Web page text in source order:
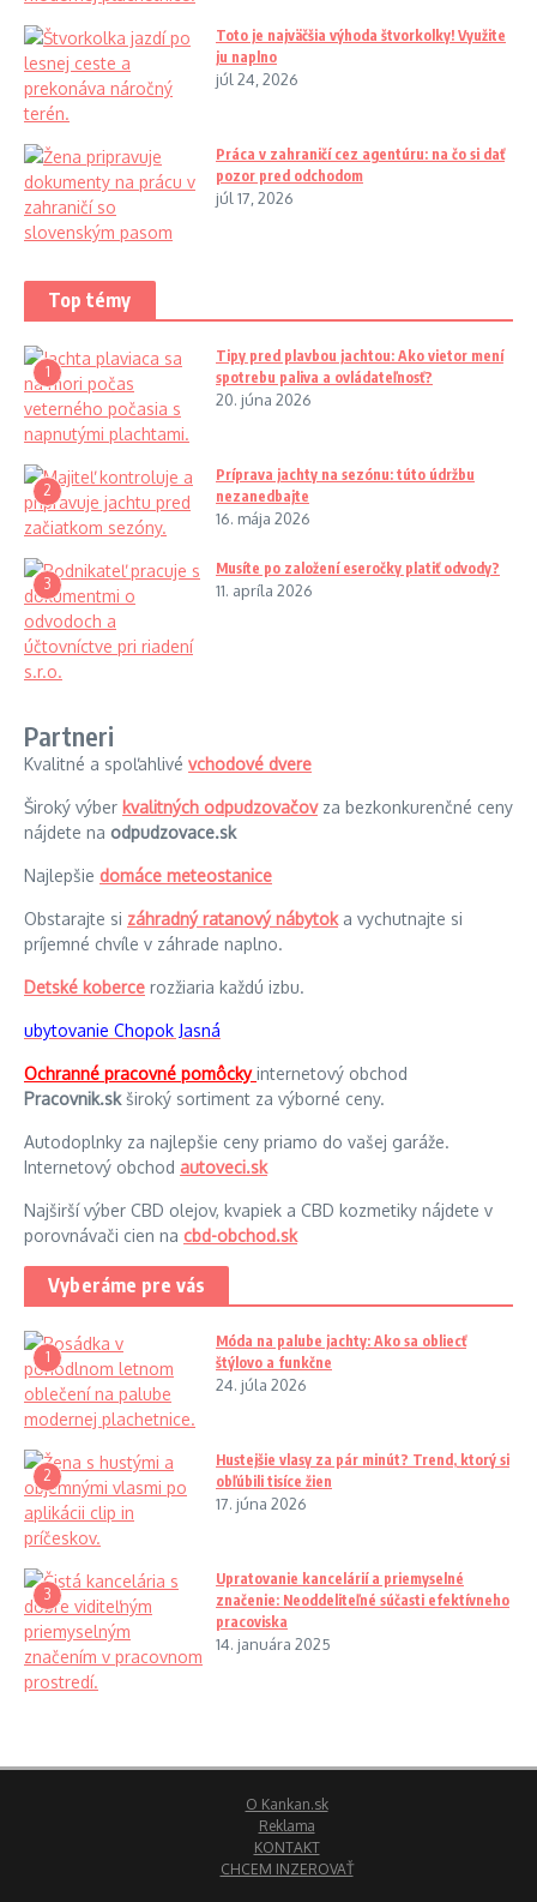
Toto je najväčšia výhoda štvorkolky! Využite
ju naplno
júl 24, 2026
Práca v zahraničí cez agentúru: na čo si dať
pozor pred odchodom
júl 17, 2026
Top témy
1
Tipy pred plavbou jachtou: Ako vietor mení
spotrebu paliva a ovládateľnosť?
20. júna 2026
2
Príprava jachty na sezónu: túto údržbu
nezanedbajte
16. mája 2026
3
Musíte po založení eseročky platiť odvody?
11. apríla 2026
Partneri
Kvalitné a spoľahlivé vchodové dvere
Široký výber kvalitných odpudzovačovza bezkonkurenčné ceny
nájdete na odpudzovace.sk
Najlepšie domáce meteostanice
Obstarajte si záhradný ratanový nábytoka vychutnajte si
príjemné chvíle v záhrade naplno.
Detské koberce rozžiaria každú izbu.
ubytovanie Chopok Jasná
Ochranné pracovné pomôckyinternetový obchod
Pracovnik.skširoký sortiment za výborné ceny.
Autodoplnky za najlepšie ceny priamo do vašej garáže.
Internetový obchod autoveci.sk
Najširší výber CBD olejov, kvapiek a CBD kozmetiky nájdete v
porovnávači cien na cbd-obchod.sk
Vyberáme pre vás
1
Móda na palube jachty: Ako sa obliecť
štýlovo a funkčne
24. júla 2026
2
Hustejšie vlasy za pár minút? Trend, ktorý si
obľúbili tisíce žien
17. júna 2026
3
Upratovanie kancelárií a priemyselné
značenie: Neoddeliteľné súčasti efektívneho
pracoviska
14. januára 2025
O Kankan.sk
Reklama
KONTAKT
CHCEM INZEROVAŤ